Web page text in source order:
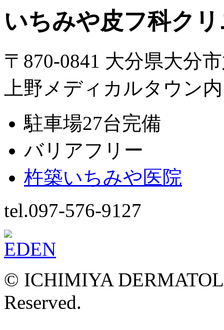
いちみや皮フ科ク
〒870-0841 大分県大分
上野メディカルタウン内
駐車場27台完備
バリアフリー
杵築いちみや医院
tel.097-576-9127
© ICHIMIYA
Reserved.